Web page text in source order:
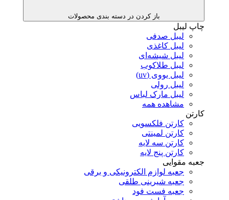
باز کردن در دسته بندی محصولات
چاپ لیبل
لیبل صدفی
لیبل کاغذی
لیبل شیشه‌ای
لیبل طلاکوب
لیبل یووی (uv)
لیبل رولی
لیبل مارک لباس
مشاهده همه
کارتن
کارتن فلکسویی
کارتن لمینتی
کارتن سه لایه
کارتن پنج لایه
جعبه مقوایی
جعبه لوازم الکترونیکی و برقی
جعبه شیرینی طلقی
جعبه فست فود